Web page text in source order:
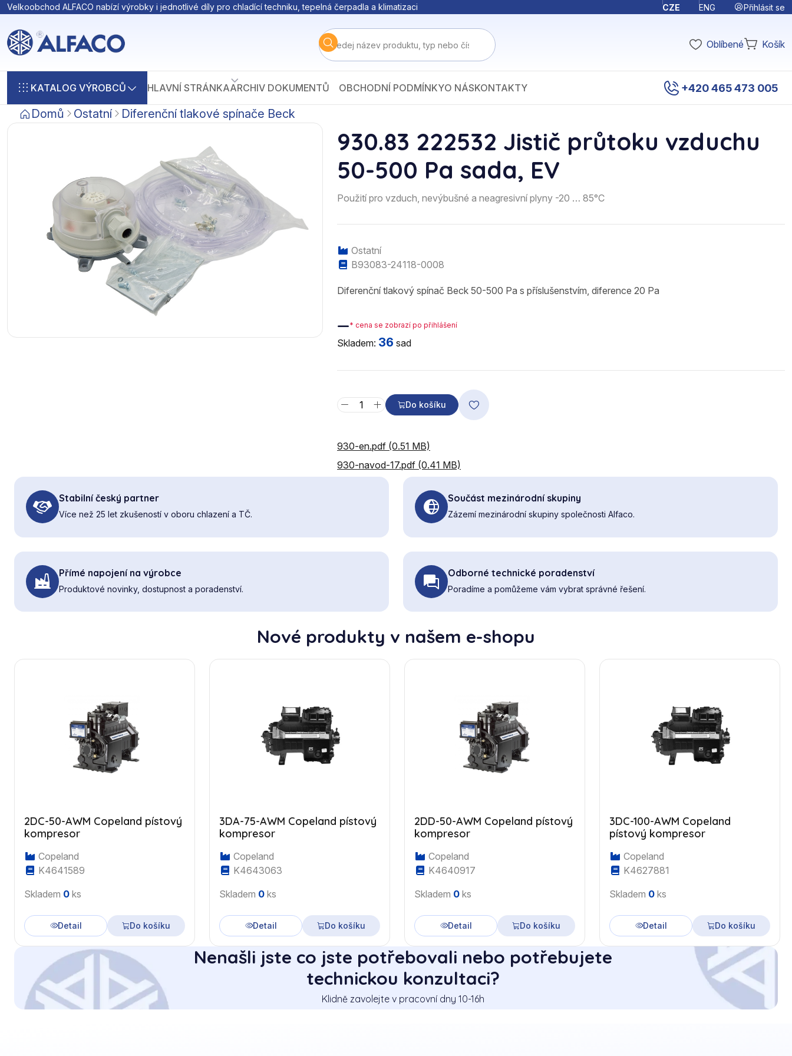
Velkoobchod ALFACO nabízí výrobky i jednotlivé díly pro chladící techniku, tepelná čerpadla a klimatizaci CZE ENG Přihlásit se
Oblíbené Košík
KATALOG VÝROBCŮ HLAVNÍ STRÁNKAARCHIV DOKUMENTŮ OBCHODNÍ PODMÍNKYO NÁSKONTAKTY +420 465 473 005
Domů Ostatní Diferenční tlakové spínače Beck
930.83 222532 Jistič průtoku vzduchu
50-500 Pa sada, EV
Použití pro vzduch, nevýbušné a neagresivní plyny -20 … 85°C
Ostatní
B93083-24118-0008
Diferenční tlakový spínač Beck 50-500 Pa s příslušenstvím, diference 20 Pa
—* cena se zobrazí po přihlášení
Skladem: 36 sad
Do košíku
930-en.pdf (0.51 MB)
930-navod-17.pdf (0.41 MB)
Stabilní český partner
Více než 25 let zkušeností v oboru chlazení a TČ.
Součást mezinárodní skupiny
Zázemí mezinárodní skupiny společnosti Alfaco.
Přímé napojení na výrobce
Produktové novinky, dostupnost a poradenství.
Odborné technické poradenství
Poradíme a pomůžeme vám vybrat správné řešení.
Nové produkty v našem e-shopu
2DC-50-AWM Copeland pístový
kompresor
Copeland
K4641589
Skladem 0 ks
Detail Do košíku
3DA-75-AWM Copeland pístový
kompresor
Copeland
K4643063
Skladem 0 ks
Detail Do košíku
2DD-50-AWM Copeland pístový
kompresor
Copeland
K4640917
Skladem 0 ks
Detail Do košíku
3DC-100-AWM Copeland
pístový kompresor
Copeland
K4627881
Skladem 0 ks
Detail Do košíku
Nenašli jste co jste potřebovali nebo potřebujete
technickou konzultaci?
Klidně zavolejte v pracovní dny 10-16h